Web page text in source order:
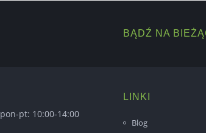
BĄDŹ NA
pon-pt: 10:00-14:00
LINKI
Blog